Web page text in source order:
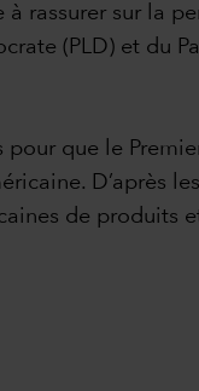
rassurer sur la
(PLD) et du
que le
D’après
de produits